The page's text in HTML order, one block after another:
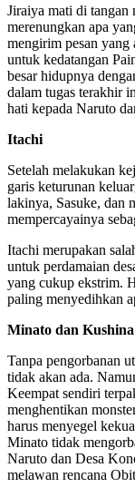
Jiraiya mati di tangan
merenungkan apa
mengirim pesan yang
untuk kedatangan
besar hidupnya
dalam tugas terakhir
hati kepada Naruto
Itachi
Setelah melakukan
garis keturunan
lakinya, Sasuke, dan
mempercayainya
Itachi merupakan
untuk perdamaian
yang cukup ekstrim.
paling menyedihkan
Minato dan Kushina
Tanpa pengorbanan
tidak akan ada.
Keempat sendiri
menghentikan
harus menyegel
Minato tidak
Naruto dan Desa
melawan rencana